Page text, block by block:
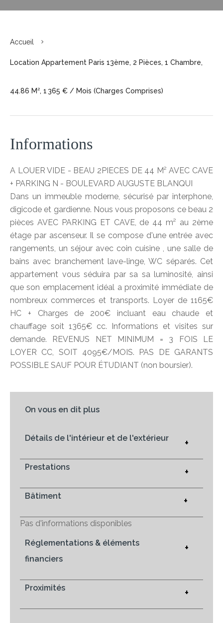
Accueil
Location Appartement Paris 13ème, 2 Pièces, 1 Chambre,
44.86 M², 1 365 € / Mois (Charges Comprises)
Informations
A LOUER VIDE - BEAU 2PIECES DE 44 M² AVEC CAVE
+ PARKING N - BOULEVARD AUGUSTE BLANQUI
Dans un immeuble moderne, sécurisé par interphone,
digicode et gardienne. Nous vous proposons ce beau 2
pièces AVEC PARKING ET CAVE, de 44 m² au 2ème
étage par ascenseur. Il se compose d'une entrée avec
rangements, un séjour avec coin cuisine , une salle de
bains avec branchement lave-linge, WC séparés. Cet
appartement vous séduira par sa sa luminosité, ainsi
que son emplacement idéal a proximité immédiate de
nombreux commerces et transports. Loyer de 1165€
HC + Charges de 200€ incluant eau chaude et
chauffage soit 1365€ cc. Informations et visites sur
demande. REVENUS NET MINIMUM = 3 FOIS LE
LOYER CC, SOIT 4095€/MOIS. PAS DE GARANTS
POSSIBLE SAUF POUR ÉTUDIANT (non boursier).
On vous en dit plus
Détails de l'intérieur et de l'extérieur +
Prestations +
Bâtiment +
Pas d'informations disponibles
Réglementations & éléments
financiers
+
Proximités +